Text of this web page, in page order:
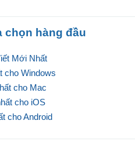
chọn hàng đầu
Mới Nhất
cho Windows
cho Mac
cho iOS
cho Android